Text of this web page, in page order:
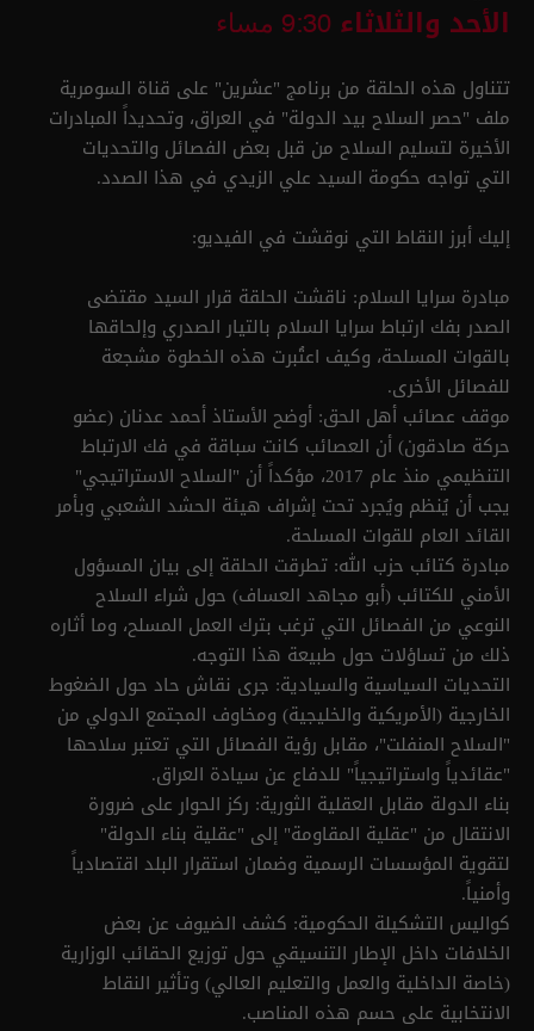
الأحد والثلاثاء 9:30 مساء
تتناول هذه الحلقة من برنامج "عشرين" على قناة السومرية
ملف "حصر السلاح بيد الدولة" في العراق، وتحديداً المبادرات
الأخيرة لتسليم السلاح من قبل بعض الفصائل والتحديات
التي تواجه حكومة السيد علي الزيدي في هذا الصدد.
إليك أبرز النقاط التي نوقشت في الفيديو:
مبادرة سرايا السلام: ناقشت الحلقة قرار السيد مقتضى
الصدر بفك ارتباط سرايا السلام بالتيار الصدري وإلحاقها
بالقوات المسلحة، وكيف اعتُبرت هذه الخطوة مشجعة
للفصائل الأخرى.
موقف عصائب أهل الحق: أوضح الأستاذ أحمد عدنان (عضو
حركة صادقون) أن العصائب كانت سباقة في فك الارتباط
التنظيمي منذ عام 2017، مؤكداً أن "السلاح الاستراتيجي"
يجب أن يُنظم ويُجرد تحت إشراف هيئة الحشد الشعبي وبأمر
القائد العام للقوات المسلحة.
مبادرة كتائب حزب الله: تطرقت الحلقة إلى بيان المسؤول
الأمني للكتائب (أبو مجاهد العساف) حول شراء السلاح
النوعي من الفصائل التي ترغب بترك العمل المسلح، وما أثاره
ذلك من تساؤلات حول طبيعة هذا التوجه.
التحديات السياسية والسيادية: جرى نقاش حاد حول الضغوط
الخارجية (الأمريكية والخليجية) ومخاوف المجتمع الدولي من
"السلاح المنفلت"، مقابل رؤية الفصائل التي تعتبر سلاحها
"عقائدياً واستراتيجياً" للدفاع عن سيادة العراق.
بناء الدولة مقابل العقلية الثورية: ركز الحوار على ضرورة
الانتقال من "عقلية المقاومة" إلى "عقلية بناء الدولة"
لتقوية المؤسسات الرسمية وضمان استقرار البلد اقتصادياً
وأمنياً.
كواليس التشكيلة الحكومية: كشف الضيوف عن بعض
الخلافات داخل الإطار التنسيقي حول توزيع الحقائب الوزارية
(خاصة الداخلية والعمل والتعليم العالي) وتأثير النقاط
الانتخابية على حسم هذه المناصب.